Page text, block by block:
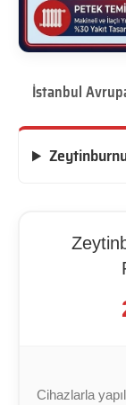
İstanbul
Cihazlarla